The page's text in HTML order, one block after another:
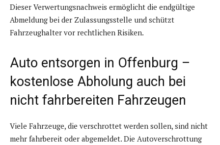
Dieser Verwertungsnachweis ermöglicht die endgültige
Abmeldung bei der Zulassungsstelle und schützt
Fahrzeughalter vor rechtlichen Risiken.
Auto entsorgen in Offenburg –
kostenlose Abholung auch bei
nicht fahrbereiten Fahrzeugen
Viele Fahrzeuge, die verschrottet werden sollen, sind nicht
mehr fahrbereit oder abgemeldet. Die Autoverschrottung